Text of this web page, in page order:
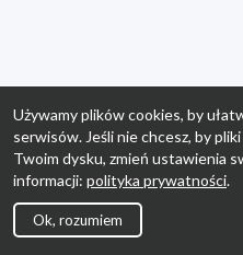
Używamy plików cookies, by
serwisów. Jeśli nie chcesz, by
Twoim dysku, zmień ustawienia
informacji: polityka prywatności.
Ok, rozumiem